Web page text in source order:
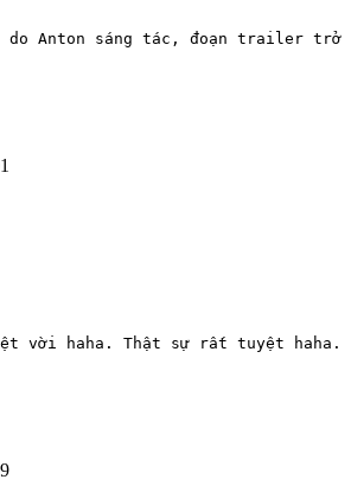
do Anton sáng tác, đoạn trailer
vời haha. Thật sự rất tuyệt haha.